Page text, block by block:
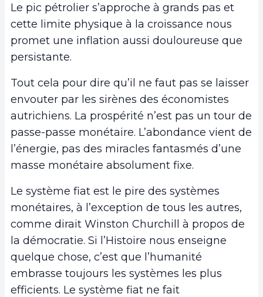
Le pic pétrolier s’approche à grands pas et
cette limite physique à la croissance nous
promet une inflation aussi douloureuse que
persistante.
Tout cela pour dire qu’il ne faut pas se laisser
envouter par les sirènes des économistes
autrichiens. La prospérité n’est pas un tour de
passe-passe monétaire. L’abondance vient de
l’énergie, pas des miracles fantasmés d’une
masse monétaire absolument fixe.
Le système fiat est le pire des systèmes
monétaires, à l’exception de tous les autres,
comme dirait Winston Churchill à propos de
la démocratie. Si l’Histoire nous enseigne
quelque chose, c’est que l’humanité
embrasse toujours les systèmes les plus
efficients. Le système fiat ne fait